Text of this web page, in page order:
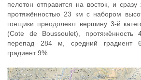
пелотон отправится на восток, и
протяжённостью 23 км с набором
гонщики преодолеют вершину 3-й
(Cote de Boussoulet),
перепад 284 м, средний градиент
градиент 9%.